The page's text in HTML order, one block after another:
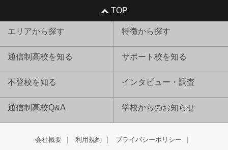
TOP
エリアから探す 特徴から探す
通信制高校を知る サポート校を知る
不登校を知る インタビュー・調査
通信制高校Q&A 学校からのお知らせ
会社概要 利用規約 プライバシーポリシー